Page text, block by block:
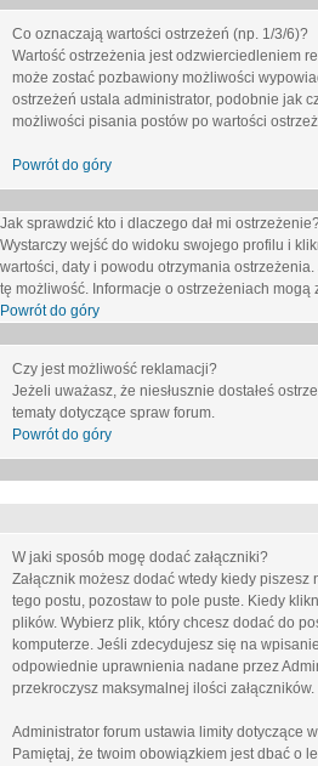
Co oznaczają wartości ostrzeżeń (np. 1/3/6)?
Wartość ostrzeżenia jest odzwierciedleniem
może zostać pozbawiony możliwości
ostrzeżeń ustala administrator, podobnie jak
możliwości pisania postów po wartości
Powrót do góry
Jak sprawdzić kto i dlaczego dał mi
Wystarczy wejść do widoku swojego profilu i
wartości, daty i powodu otrzymania
tę możliwość. Informacje o ostrzeżeniach
Powrót do góry
Czy jest możliwość reklamacji?
Jeżeli uważasz, że niesłusznie dostałeś
tematy dotyczące spraw forum.
Powrót do góry
W jaki sposób mogę dodać załączniki?
Załącznik możesz dodać wtedy kiedy
tego postu, pozostaw to pole puste. Kiedy
plików. Wybierz plik, który chcesz dodać do
komputerze. Jeśli zdecydujesz się na
odpowiednie uprawnienia nadane przez
przekroczysz maksymalnej ilości załączników.
Administrator forum ustawia limity dotyczące
Pamiętaj, że twoim obowiązkiem jest dbać o